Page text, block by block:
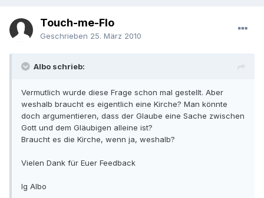
Touch-me-Flo
Geschrieben 25. März 2010
Albo schrieb:
Vermutlich wurde diese Frage schon mal gestellt. Aber
weshalb braucht es eigentlich eine Kirche? Man könnte
doch argumentieren, dass der Glaube eine Sache zwischen
Gott und dem Gläubigen alleine ist?
Braucht es die Kirche, wenn ja, weshalb?
Vielen Dank für Euer Feedback
lg Albo